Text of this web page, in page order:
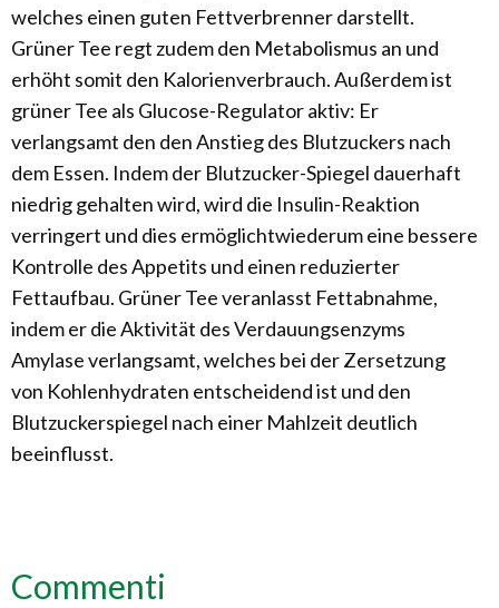
welches einen guten Fettverbrenner darstellt.
Grüner Tee regt zudem den Metabolismus an und
erhöht somit den Kalorienverbrauch. Außerdem ist
grüner Tee als Glucose-Regulator aktiv: Er
verlangsamt den den Anstieg des Blutzuckers nach
dem Essen. Indem der Blutzucker-Spiegel dauerhaft
niedrig gehalten wird, wird die Insulin-Reaktion
verringert und dies ermöglichtwiederum eine bessere
Kontrolle des Appetits und einen reduzierter
Fettaufbau. Grüner Tee veranlasst Fettabnahme,
indem er die Aktivität des Verdauungsenzyms
Amylase verlangsamt, welches bei der Zersetzung
von Kohlenhydraten entscheidend ist und den
Blutzuckerspiegel nach einer Mahlzeit deutlich
beeinflusst.
Commenti